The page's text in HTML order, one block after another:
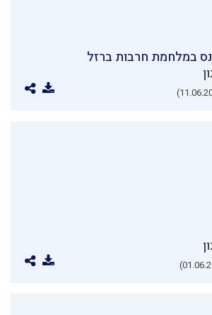
במלחמת חרבות ברזל